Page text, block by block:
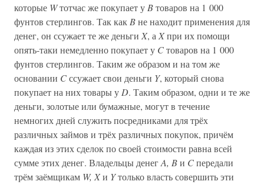
которые Wтотчас же покупает у Bтоваров на 1 000
фунтов стерлингов. Так как Bне находит применения для
денег, он ссужает те же деньги X, а Xпри их помощи
опять-таки немедленно покупает у Cтоваров на 1 000
фунтов стерлингов. Таким же образом и на том же
основании Cссужает свои деньги Y, который снова
покупает на них товары у D. Таким образом, одни и те же
деньги, золотые или бумажные, могут в течение
немногих дней служить посредниками для трёх
различных займов и трёх различных покупок, причём
каждая из этих сделок по своей стоимости равна всей
сумме этих денег. Владельцы денегA, Bи Cпередали
трём заёмщикам W, Xи Yтолько власть совершить эти